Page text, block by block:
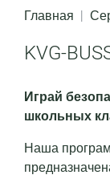
Главная
KVG-
Играй
школьных
Наша